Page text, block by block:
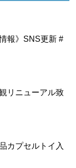
報》SNS更新 #
リニューアル致
カプセルトイ入